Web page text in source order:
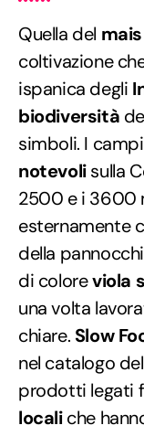
Quella del
coltivazione
ispanica degli
biodiversità
simboli. I
notevolisulla
2500 e i 3600
esternamente
della
di coloreviola
una volta
chiare. Slow
nel catalogo
prodotti legati
localiche